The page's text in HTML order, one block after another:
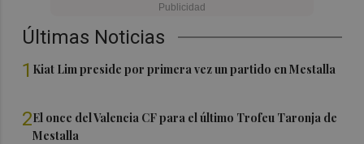
Últimas Noticias
1 Kiat Lim preside por primera vez un partido en Mestalla
2El once del Valencia CF para el último Trofeu Taronja de
Mestalla